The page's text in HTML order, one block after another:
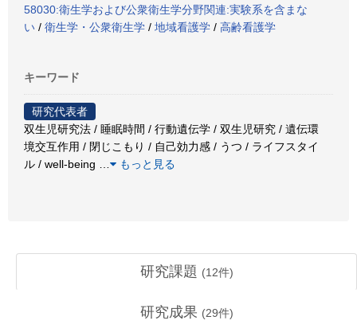
58030:衛生学および公衆衛生学分野関連:実験系を含まな
い / 衛生学・公衆衛生学 / 地域看護学 / 高齢看護学
キーワード
研究代表者
双生児研究法 / 睡眠時間 / 行動遺伝学 / 双生児研究 / 遺伝環
境交互作用 / 閉じこもり / 自己効力感 / うつ / ライフスタイ
ル / well-being
もっと見る
研究課題 (12件)
研究成果 (29件)